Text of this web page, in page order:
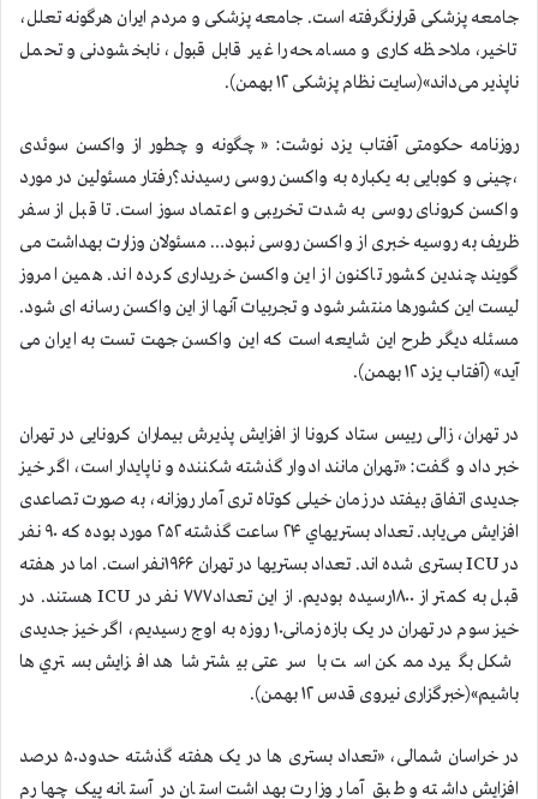
جامعه پزشکی قرارنگرفته است. جامعه پزشکی و مردم ایران هرگونه تعلل،
تاخیر، ملاحظه کاری و مسامحه را غیر قابل قبول، نابخشودنی و تحمل
ناپذیر می‌داند»(سایت نظام پزشکی ۱۲ بهمن).
روزنامه حکومتی آفتاب يزد نوشت: « چگونه و چطور از واکسن سوئدی
،چینی و کوبایی به یکباره به واکسن روسی رسیدند؟رفتار مسئولین در مورد
واکسن کرونای روسی به شدت تخریبی و اعتماد سوز است. تا قبل از سفر
ظریف به روسیه خبری از واکسن روسی نبود… مسئولان وزارت بهداشت می
گویند چندین کشور تاکنون از این واکسن خریداری کرده اند. همین امروز
لیست اين کشورها منتشر شود و تجربیات آنها از این واکسن رسانه ای شود.
مسئله دیگر طرح این شایعه است که این واکسن جهت تست به ایران می
آید» (آفتاب یزد ۱۲ بهمن).
در تهران، زالی رییس ستاد کرونا از افزایش پذیرش بیماران کرونایی در تهران
خبر داد و گفت: «تهران مانند ادوار گذشته شکننده و ناپایدار است، اگر خیز
جدیدی اتفاق بیفتد در زمان خیلی کوتاه تری آمار روزانه، به صورت تصاعدی
افزایش می‌یابد. تعداد بستريهاي ۲۴ ساعت گذشته ۲۵۲ مورد بوده که ۹۰ نفر
در ICU بستری شده اند. تعداد بستریها در تهران ۱۹۶۶نفر است. اما در هفته
قبل به کمتر از ۱۸۰۰رسیده بودیم. از اين تعداد۷۷۷ نفر در ICU هستند. در
خیز سوم در تهران در یک بازه زمانی۱۰ روزه به اوج رسیدیم، اگر خیز جدیدی
شکل بگیرد ممکن است با سرعتی بیشتر شاهد افزایش بستري ها
باشیم»(خبرگزاری نیروی قدس ۱۲ بهمن).
در خراسان شمالی، «تعداد بستری ها در یک هفته گذشته حدود۵۰ درصد
افزایش داشته و طبق آمار وزارت بهداشت استان در آستانه پیک چهارم